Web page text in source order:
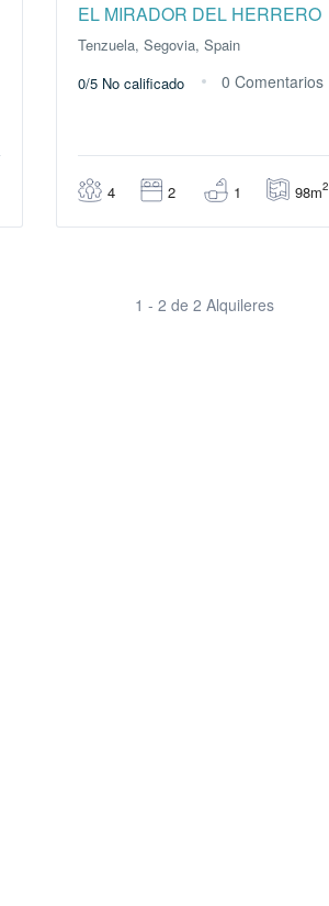
EL MIRADOR DEL HERRERO
Tenzuela, Segovia, Spain
0/5 No calificado 0 Comentarios
4 2 1 98m2
1 - 2 de 2 Alquileres